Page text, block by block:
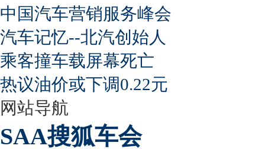
中国汽车营销服务峰会
汽车记忆--北汽创始人
乘客撞车载屏幕死亡
热议油价或下调0.22元
网站导航
SAA搜狐车会